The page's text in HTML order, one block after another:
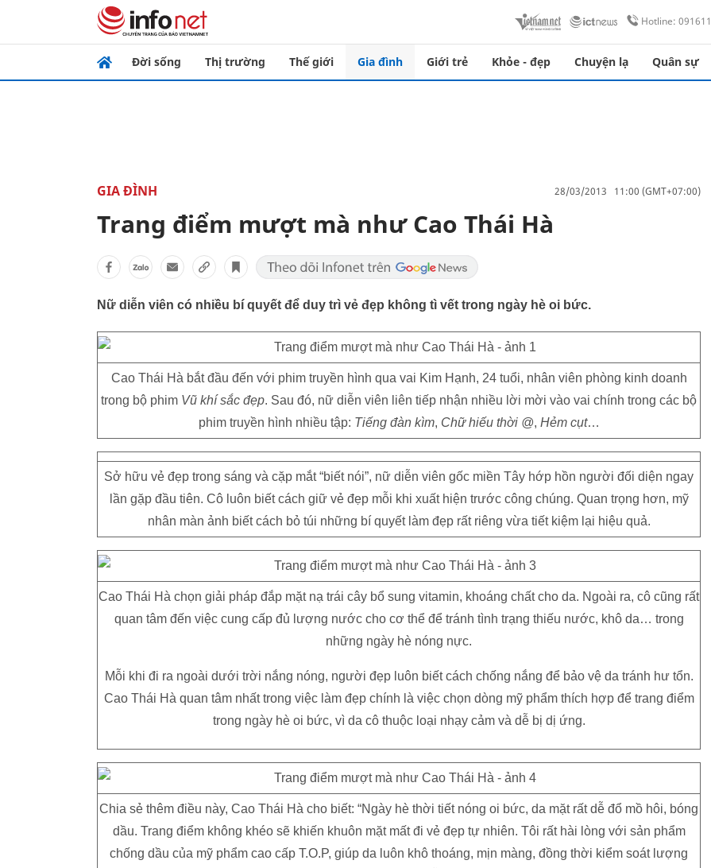
Hotline:
Đời sống Thị trường Thế giới Gia đình Giới trẻ Khỏe - đẹp Chuyện lạ Quân sự
GIA ĐÌNH 28/03/2013 11:00 (GMT+07:00)
Trang điểm mượt mà như Cao Thái Hà
Nữ diễn viên có nhiều bí quyết để duy trì vẻ đẹp không tì vết trong ngày hè oi bức.
Cao Thái Hà bắt đầu đến với phim truyền hình qua vai Kim Hạnh, 24 tuổi, nhân viên phòng kinh doanh
trong bộ phim Vũ khí sắc đẹp. Sau đó, nữ diễn viên liên tiếp nhận nhiều lời mời vào vai chính trong các bộ
phim truyền hình nhiều tập: Tiếng đàn kìm, Chữ hiếu thời @, Hẻm cụt…
Sở hữu vẻ đẹp trong sáng và cặp mắt “biết nói”, nữ diễn viên gốc miền Tây hớp hồn người đối diện ngay
lần gặp đầu tiên. Cô luôn biết cách giữ vẻ đẹp mỗi khi xuất hiện trước công chúng. Quan trọng hơn, mỹ
nhân màn ảnh biết cách bỏ túi những bí quyết làm đẹp rất riêng vừa tiết kiệm lại hiệu quả.
Cao Thái Hà chọn giải pháp đắp mặt nạ trái cây bổ sung vitamin, khoáng chất cho da. Ngoài ra, cô cũng rất
quan tâm đến việc cung cấp đủ lượng nước cho cơ thể để tránh tình trạng thiếu nước, khô da… trong
những ngày hè nóng nực.
Mỗi khi đi ra ngoài dưới trời nắng nóng, người đẹp luôn biết cách chống nắng để bảo vệ da tránh hư tổn.
Cao Thái Hà quan tâm nhất trong việc làm đẹp chính là việc chọn dòng mỹ phẩm thích hợp để trang điểm
trong ngày hè oi bức, vì da cô thuộc loại nhạy cảm và dễ bị dị ứng.
Chia sẻ thêm điều này, Cao Thái Hà cho biết: “Ngày hè thời tiết nóng oi bức, da mặt rất dễ đổ mồ hôi, bóng
dầu. Trang điểm không khéo sẽ khiến khuôn mặt mất đi vẻ đẹp tự nhiên. Tôi rất hài lòng với sản phẩm
chống dầu của mỹ phẩm cao cấp T.O.P, giúp da luôn khô thoáng, mịn màng, đồng thời kiểm soát lượng